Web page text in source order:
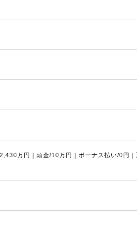
万円｜頭金/10万円｜ボーナス払い/0円